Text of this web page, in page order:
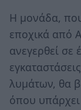
Η μονάδα,
εποχικά από
ανεγερθεί σε
λυμάτων, θα
όπου